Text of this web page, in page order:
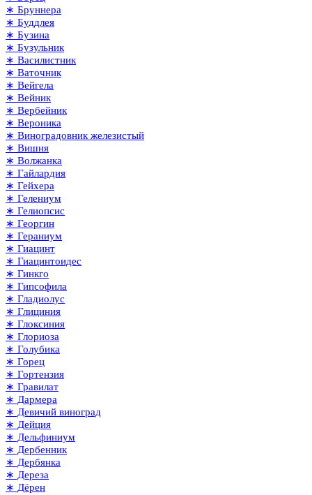
∗ Бруннера
∗ Буддлея
∗ Бузина
∗ Бузульник
∗ Василистник
∗ Ваточник
∗ Вейгела
∗ Вейник
∗ Вербейник
∗ Вероника
∗ Виноградовник железистый
∗ Вишня
∗ Волжанка
∗ Гайлардия
∗ Гейхера
∗ Гелениум
∗ Гелиопсис
∗ Георгин
∗ Гераниум
∗ Гиацинт
∗ Гиацинтоидес
∗ Гинкго
∗ Гипсофила
∗ Гладиолус
∗ Глициния
∗ Глоксиния
∗ Глориоза
∗ Голубика
∗ Горец
∗ Гортензия
∗ Гравилат
∗ Дармера
∗ Девичий виноград
∗ Дейция
∗ Дельфиниум
∗ Дербенник
∗ Дербянка
∗ Дереза
∗ Дёрен